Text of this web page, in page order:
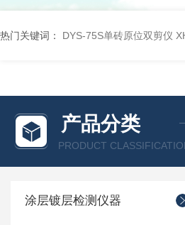
热门关键词： DYS-75S单砖原位双剪仪
产品分类
PRODUCT
涂层镀层检测仪器